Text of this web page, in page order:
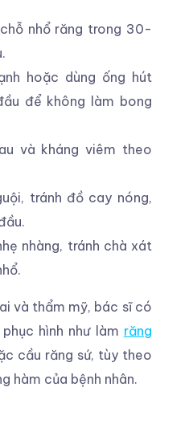
nhổ răng trong 30-
hoặc dùng ống hút
để không làm bong
và kháng viêm theo
tránh đồ cay nóng,
nhàng, tránh chà xát
và thẩm mỹ, bác sĩ có
hình như làm răng
cầu răng sứ, tùy theo
hàm của bệnh nhân.